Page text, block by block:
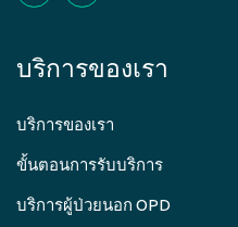
บริการของเรา
บริการของเรา
ขั้นตอนการรับบริการ
บริการผู้ป่วยนอก OPD